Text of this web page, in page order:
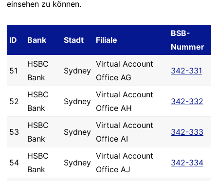
einsehen zu können.
ID Bank Stadt Filiale
BSB-
Nummer
51
HSBC
Bank
Sydney
Virtual Account
Office AG
342-331
52
HSBC
Bank
Sydney
Virtual Account
Office AH
342-332
53
HSBC
Bank
Sydney
Virtual Account
Office AI
342-333
54
HSBC
Bank
Sydney
Virtual Account
Office AJ
342-334